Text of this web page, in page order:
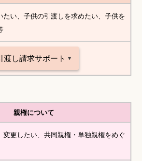
たい、子供の引渡しを求めたい、子供を
渡し請求サポート
親権について
変更したい、共同親権・単独親権をめぐ